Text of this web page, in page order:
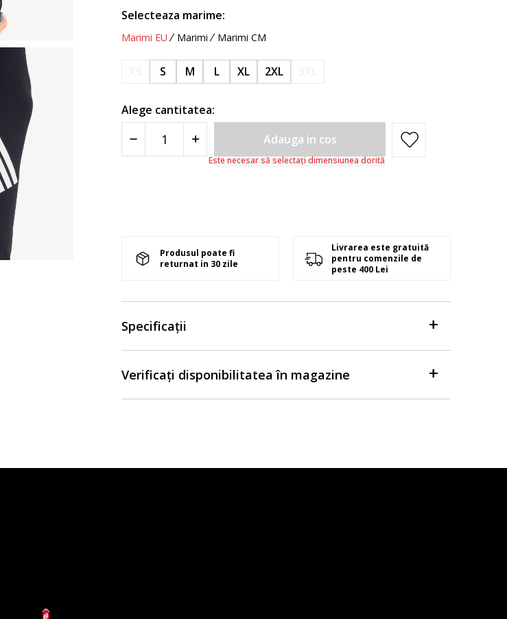
Selecteaza marime:
Marimi EU Marimi Marimi CM
S M L XL 2XL
Alege cantitatea:
Adauga in cos
Este necesar să selectați dimensiunea dorită
Produsul poate fi
returnat in 30 zile
Livrarea este gratuită
pentru comenzile de
peste 400 Lei
Specificații
Verificați disponibilitatea în magazine